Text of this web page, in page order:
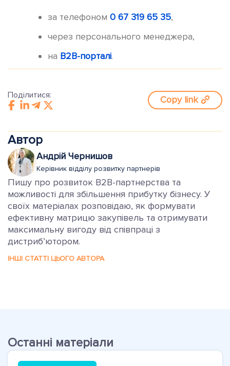
за телефоном 0 67 319 65 35,
через персонального менеджера,
на B2B-порталі.
Поділитися: Copy link
Автор
Андрій Чернишов
Керівник відділу розвитку партнерів
Пишу про розвиток B2B-партнерства та
можливості для збільшення прибутку бізнесу. У
своїх матеріалах розповідаю, як формувати
ефективну матрицю закупівель та отримувати
максимальну вигоду від співпраці з
дистриб’ютором.
ІНШІ СТАТТІ ЦЬОГО АВТОРА
Останні матеріали